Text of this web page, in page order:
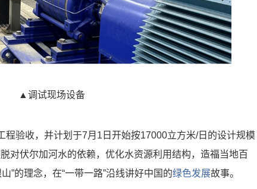
▲调试现场设备
程验收，并计划于7月1日开始按17000立方米/日的设计规模
对伏尔加河水的依赖，优化水资源利用结构，造福当地百
”的理念，在“一带一路”沿线讲好中国的绿色发展故事。